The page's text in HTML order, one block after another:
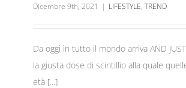
Dicembre 9th, 2021 | LIFESTYLE, TREND
Da oggi in tutto il mondo arriva AND JUST
la giusta dose di scintillio alla quale
età [...]